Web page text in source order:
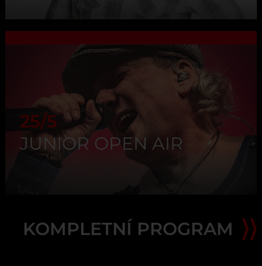
25/5
JUNIOR OPEN AIR
KOMPLETNÍ PROGRAM